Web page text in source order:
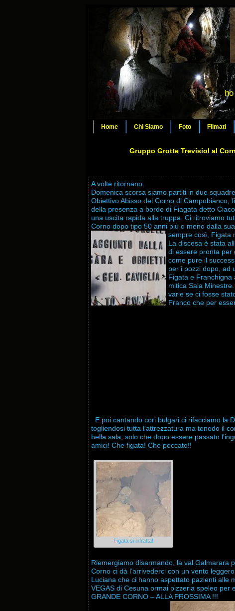
Home Chi Siamo Foto Filmati
Gruppo Grotte Trevisiol al
A volte ritornano.
Domenica scorsa siamo partiti in due
Obiettivo Abisso del Corno di Campobianco,
della presenza a bordo di Fiagata detto
una uscita rapida alla truppa. Ci ritroviamo
Corno dopo tipo 50 anni più o meno dalla
sempre così, Figata
La discesa è stata
di essere pronta per
come pure il
per i pozzi dopo, ad
Figata e
mitica Sala
varie se ci fosse
Franco che per
. E poi cantando cori bulgari ci rifacciamo la
togliendosi tutta l’attrezzatura ma tenedo il
bella sala, solo che dopo essere passato
amici! Che figata! Che peccato!!
Figata si infratta!
Riemergiamo disarmando, la val Galmarara
Corno ci dà l’arrivederci con un vento
Luciana che ci hanno aspettato pazienti alle
VEGAS di Cesuna ormai pizzeria speleo per
GRANDE CORNO – ALLA PROSSIMA !!!